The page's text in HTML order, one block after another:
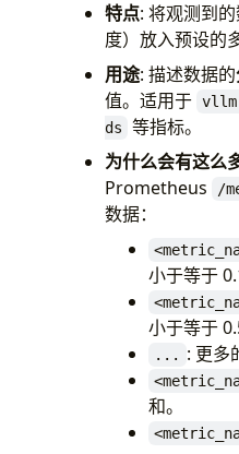
# 4. 投机
# 5. 异常
# 6. KV
if
特点: 将观测到
度）放入预设的
用途: 描述数据的
值。适用于
ds
等指标。
为什么会有这么
Prometheus
/
数据：
小于等于
小于等于
... : 更多
和。